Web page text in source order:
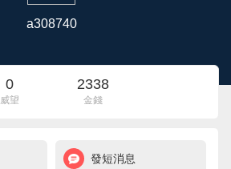
a308740
0
威望
2338
金錢
發短消息